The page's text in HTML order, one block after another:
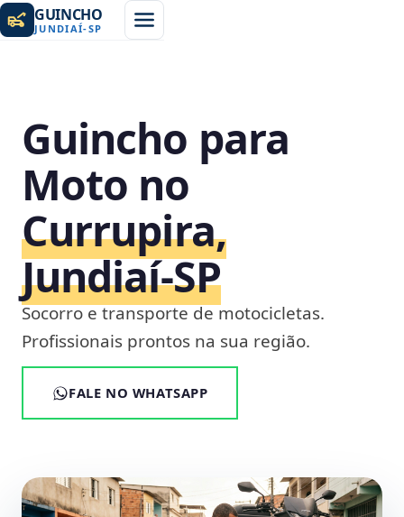
GUINCHO
JUNDIAÍ-SP
Guincho para
Moto no
Currupira,
Jundiaí‑SP
Socorro e transporte de motocicletas.
Profissionais prontos na sua região.
FALE NO WHATSAPP